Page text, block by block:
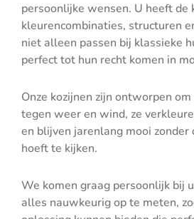
persoonlijke wensen. U heeft de
kleurencombinaties, structuren
niet alleen passen bij klassieke
perfect tot hun recht komen in
Onze kozijnen zijn ontworpen
tegen weer en wind, ze
en blijven jarenlang mooi zonder
hoeft te kijken.
We komen graag persoonlijk bij
alles nauwkeurig op te meten,